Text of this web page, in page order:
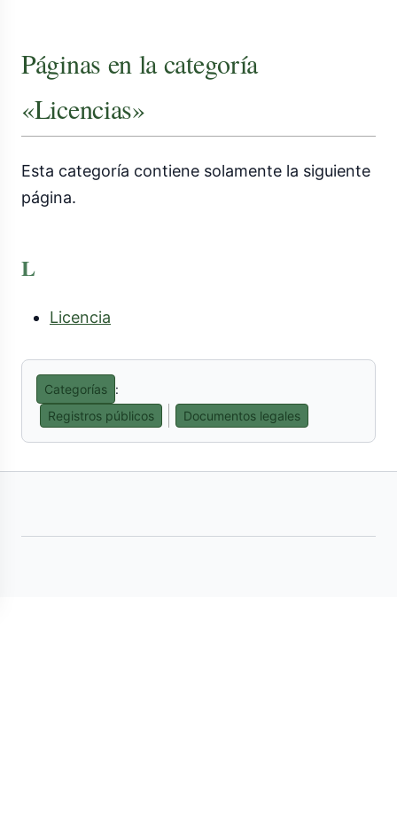
Páginas en la categoría
«Licencias»
Esta categoría contiene solamente la siguiente
página.
L
Licencia
Categorías :
Registros públicos
Documentos legales